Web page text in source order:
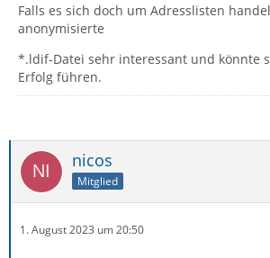
Falls es sich doch um Adresslisten
anonymisierte
*.ldif-Datei sehr interessant und könnte
Erfolg führen.
nicos
Mitglied
1. August 2023 um 20:50